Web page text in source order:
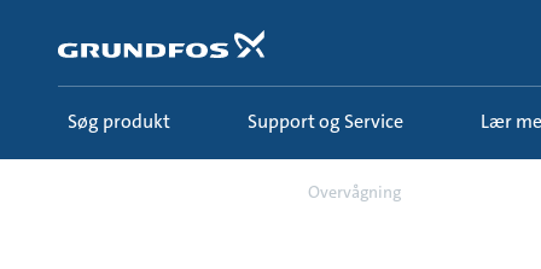
hovedindhold
Søg produkt Support og Service Lær
Overvågning